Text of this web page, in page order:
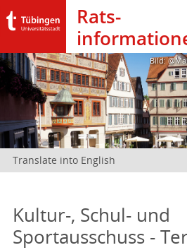
Rats­
Bild:
Translate into English
Kultur-, Schul- und
Sportausschuss -